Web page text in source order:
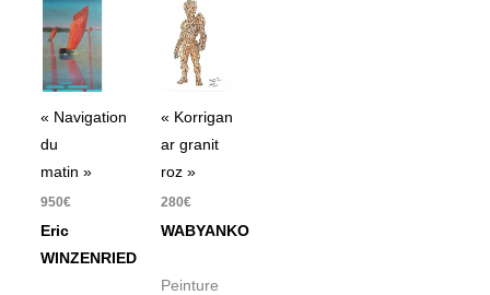
« Navigation
du
matin »
950€
Eric
WINZENRIED
« Korrigan
ar granit
roz »
280€
WABYANKO
Peinture